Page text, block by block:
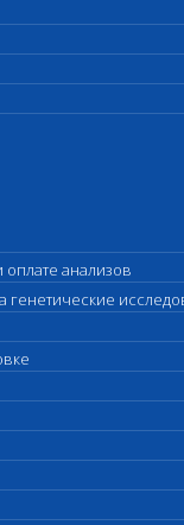
оплате анализов
генетические